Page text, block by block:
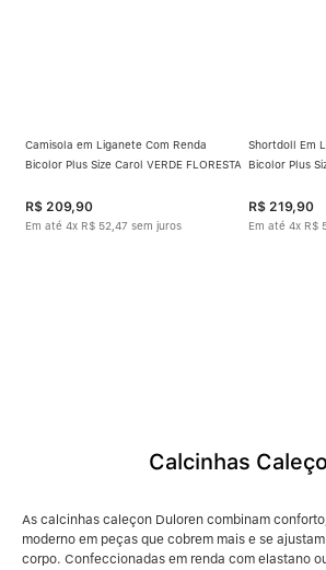
Camisola em Liganete Com Renda
Bicolor Plus Size Carol VERDE FLORESTA
R$ 209,90
Em até 4x R$ 52 47 sem juros
Shortdoll Em
Bicolor Plus
R$ 219,90
Em até 4x R$
Calcinhas
As calcinhas caleçon Duloren combinam
moderno em peças que cobrem mais e se
corpo. Confeccionadas em renda com elastano